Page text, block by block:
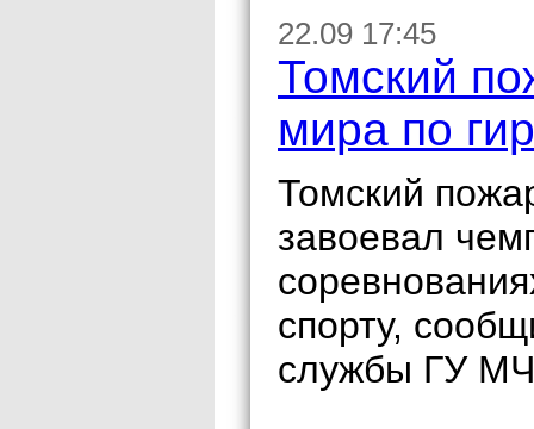
22.09 17:45
Томский
мира по
Томский
завоевал
спорту,
службы ГУ